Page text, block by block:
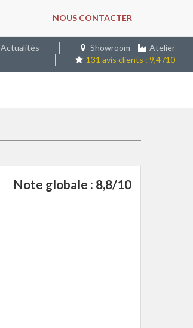
NOUS CONTACTER
Actualités Showroom -
Atelier
131 avis clients : 9,4 /10
Note globale : 8,8/10